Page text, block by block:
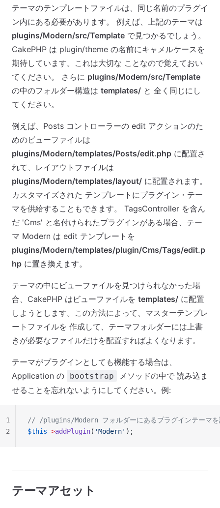
テーマのテンプレートファイルは、同じ名前のプラグイ
ン内にある必要があります。 例えば、上記のテーマは
plugins/Modern/src/Template で見つかるでしょう。
CakePHP は plugin/theme の名前にキャメルケースを
期待しています。これは大切な ことなので覚えておい
てください。 さらに plugins/Modern/src/Template
の中のフォルダー構造は templates/ と 全く同じにし
てください。
例えば、Posts コントローラーの edit アクションのた
めのビューファイルは
plugins/Modern/templates/Posts/edit.php に配置さ
れて、レイアウトファイルは
plugins/Modern/templates/layout/ に配置されます。
カスタマイズされた テンプレートにプラグイン・テー
マを供給することもできます。 TagsController を含ん
だ 'Cms' と名付けられたプラグインがある場合、テー
マ Modern は edit テンプレートを
plugins/Modern/templates/plugin/Cms/Tags/edit.p
hp に置き換えます。
テーマの中にビューファイルを見つけられなかった場
合、CakePHP はビューファイルを templates/ に配置
しようとします。この方法によって、マスターテンプレ
ートファイルを 作成して、テーマフォルダーには上書
きが必要なファイルだけを配置すればよくなります。
テーマがプラグインとしても機能する場合は、
Application の
bootstrap
メソッドの中で 読み込ま
せることを忘れないようにしてください。例:
// /plugins/Modern フォルダーにあるプラグインテーマを
$this->addPlugin( 'Modern' );
1
2
テーマアセット